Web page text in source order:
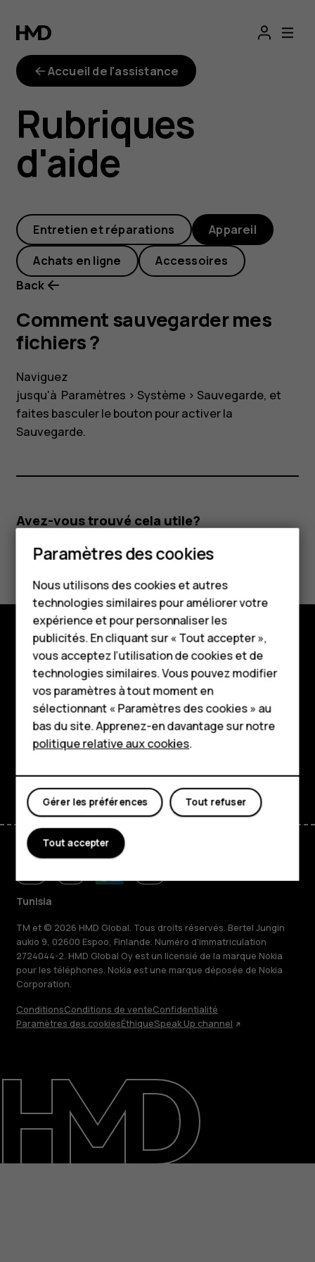
Comment
sauvegarder
mes
fichiers ?
Smartphones
Téléphones classiques
HMD Terra M
Pour les entreprises
Tablettes
Boutique
Mon compte
Accueil de l'assistance
Rubriques
d'aide
Entretien et réparations Appareil
Achats en ligne
Accessoires
Back
Comment sauvegarder mes
fichiers ?
Naviguez
jusqu'à Paramètres > Système> Sauvegarde, et
faites basculer le bouton pour activer la
Sauvegarde.
Avez-vous trouvé cela utile?
Oui Non
Boutique
Planet and people
Assistance
Tunisia
TM et © 2026 HMD Global. Tous droits réservés. Bertel Jungin
aukio 9, 02600 Espoo, Finlande. Numéro d'immatriculation
2724044-2. HMD Global Oy est un licensié de la marque Nokia
pour les téléphones. Nokia est une marque déposée de Nokia
Corporation.
ConditionsConditions de venteConfidentialité
Paramètres des cookiesÉthiqueSpeak Up channel
Paramètres des cookies
Nous utilisons des cookies et autres
technologies similaires pour améliorer votre
expérience et pour personnaliser les
publicités. En cliquant sur « Tout accepter »,
vous acceptez l’utilisation de cookies et de
technologies similaires. Vous pouvez modifier
vos paramètres à tout moment en
sélectionnant « Paramètres des cookies » au
bas du site. Apprenez-en davantage sur notre
politique relative aux cookies.
Tout refuser
Gérer les préférences
Tout accepter